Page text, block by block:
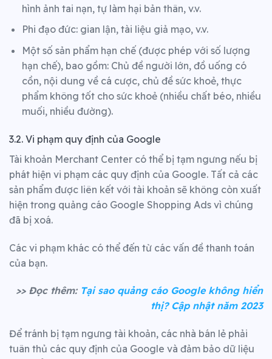
hình ảnh tai nạn, tự làm hại bản thân, v.v.
Phi đạo đức: gian lận, tài liệu giả mạo, v.v.
Một số sản phẩm hạn chế (được phép với số lượng
hạn chế), bao gồm: Chủ đề người lớn, đồ uống có
cồn, nội dung về cá cược, chủ đề sức khoẻ, thực
phẩm không tốt cho sức khoẻ (nhiều chất béo, nhiều
muối, nhiều đường).
3.2. Vi phạm quy định của Google
Tài khoản Merchant Center có thể bị tạm ngưng nếu bị
phát hiện vi phạm các quy định của Google. Tất cả các
sản phẩm được liên kết với tài khoản sẽ không còn xuất
hiện trong quảng cáo Google Shopping Ads vì chúng
đã bị xoá.
Các vi phạm khác có thể đến từ các vấn đề thanh toán
của bạn.
>> Đọc thêm: Tại sao quảng cáo Google không hiển
thị? Cập nhật năm 2023
Để tránh bị tạm ngưng tài khoản, các nhà bán lẻ phải
tuân thủ các quy định của Google và đảm bảo dữ liệu